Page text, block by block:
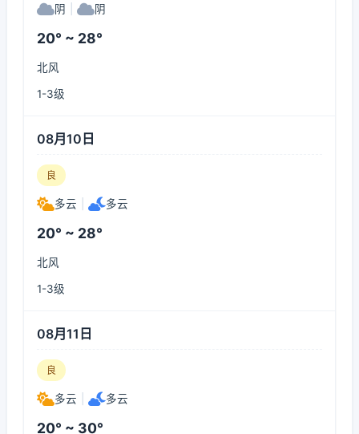
阴 阴
20° ~ 28°
北风
1-3级
08月10日
良
多云 多云
20° ~ 28°
北风
1-3级
08月11日
良
多云 多云
20° ~ 30°